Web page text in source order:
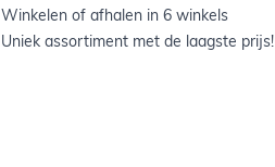
Winkelen of afhalen in 6 winkels
Uniek assortiment met de laagste prijs!